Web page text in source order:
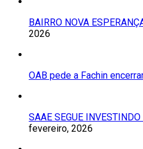
BAIRRO NOVA
2026
OAB pede a Fachin
SAAE SEGUE
fevereiro, 2026